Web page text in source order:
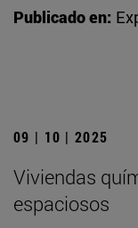
Publicado en:
09 | 10 | 2025
Viviendas
espaciosos